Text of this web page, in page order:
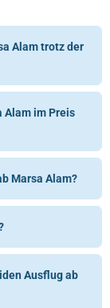
Alam trotz der
Alam im Preis
Marsa Alam?
Ausflug ab